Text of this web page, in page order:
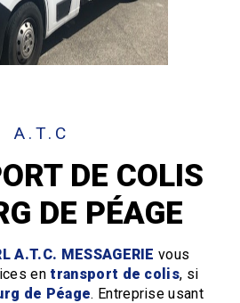
A.T.C
DE COLIS
DE PÉAGE
A.T.C. MESSAGERIE vous
en transport de colis, si
de Péage. Entreprise usant